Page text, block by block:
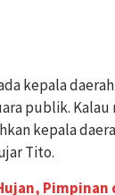
kepala
publik.
kepala
Tito.
Pimpinan